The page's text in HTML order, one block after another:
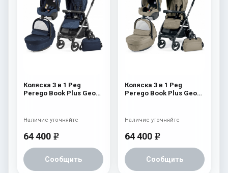
Коляска 3 в 1 Peg
Perego Book Plus Geo
64 400 e
Сообщить
Наличие уточняйте
Коляска 3 в 1 Peg
Perego Book Plus Geo
64 400 e
Сообщить
Наличие уточняйте